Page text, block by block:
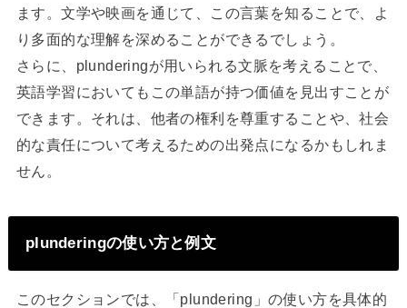
ます。文学や映画を通じて、この言葉を知ることで、よ
り多面的な理解を深めることができるでしょう。
さらに、plunderingが用いられる文脈を考えることで、
英語学習においてもこの単語が持つ価値を見出すことが
できます。それは、他者の権利を尊重することや、社会
的な責任について考えるための出発点になるかもしれま
せん。
plunderingの使い方と例文
このセクションでは、「plundering」の使い方を具体的